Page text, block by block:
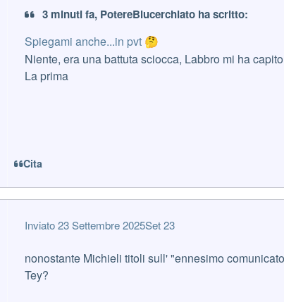
3 minuti fa, PotereBlucerchiato ha scritto:
Spiegami anche...in pvt 🤔
Niente, era una battuta sciocca, Labbro mi ha
La prima
Cita
Inviato23 Settembre 2025Set 23
nonostante Michieli titoli sull' "ennesimo
Tey?